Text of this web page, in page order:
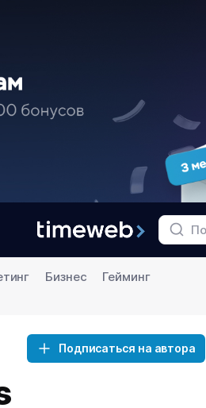
Бизнес
Гейминг
Подписаться на автора